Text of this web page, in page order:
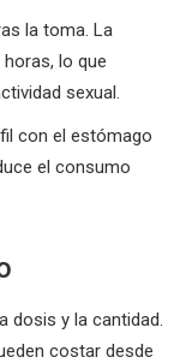
la toma. La
lo que
sexual.
con el estómago
el consumo
dosis y la cantidad.
costar desde